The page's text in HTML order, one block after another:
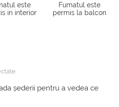
este
in interior
Fumatul este
permis la balcon
șederii pentru a vedea ce